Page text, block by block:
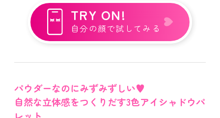
TRY ON!
自分の顔で試してみる
パウダーなのにみずみずしい♥
自然な立体感をつくりだす3色アイシャドウパ